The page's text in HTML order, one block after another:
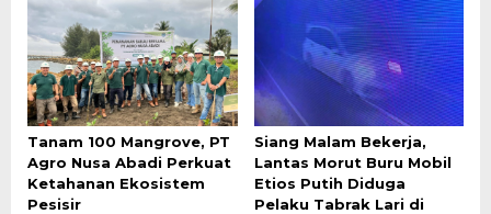
Tanam 100 Mangrove, PT
Agro Nusa Abadi Perkuat
Ketahanan Ekosistem
Pesisir
Siang Malam Bekerja,
Lantas Morut Buru Mobil
Etios Putih Diduga
Pelaku Tabrak Lari di